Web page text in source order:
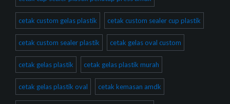
cetak custom gelas plastik cetak custom sealer cup plastik
cetak custom sealer plastik cetak gelas oval custom
cetak gelas plastik cetak gelas plastik murah
cetak gelas plastik oval cetak kemasan amdk